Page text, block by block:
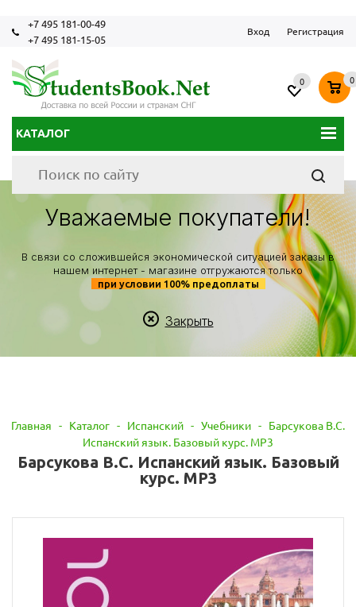
+7 495 181-00-49
+7 495 181-15-05
Вход Регистрация
КАТАЛОГ
0 0
Уважаемые покупатели!
В связи со сложившейся экономической ситуацией заказы в
нашем интернет - магазине отгружаются только
при условии 100% предоплаты
Закрыть
Главная - Каталог - Испанский - Учебники - Барсукова В.С.
Испанский язык. Базовый курс. МР3
Барсукова В.С. Испанский язык. Базовый
курс. МР3